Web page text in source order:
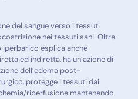
del sangue verso i tessuti
nei tessuti sani. Oltre
iperbarico esplica anche
ed indiretta, ha un’azione di
dell’edema post-
protegge i tessuti dai
riperfusione mantenendo